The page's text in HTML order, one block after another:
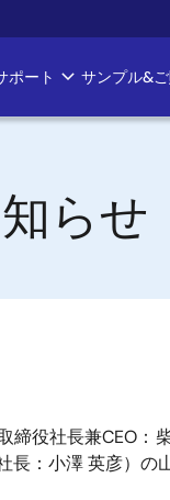
ポート サンプル&
らせ
役社長兼CEO
：小澤 英彦）